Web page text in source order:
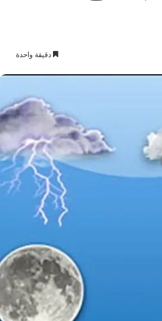
دقيقة واحدة